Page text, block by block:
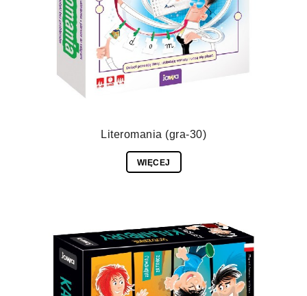
Literomania (gra-30)
WIĘCEJ